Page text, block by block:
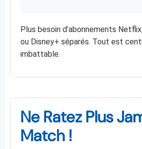
Plus besoin d’abonnements
ou Disney+ séparés. Tout est
imbattable.
Ne Ratez Plus
Match !